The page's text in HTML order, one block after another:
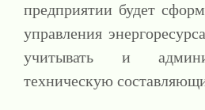
предприятии будет
управления
учитывать и
техническую